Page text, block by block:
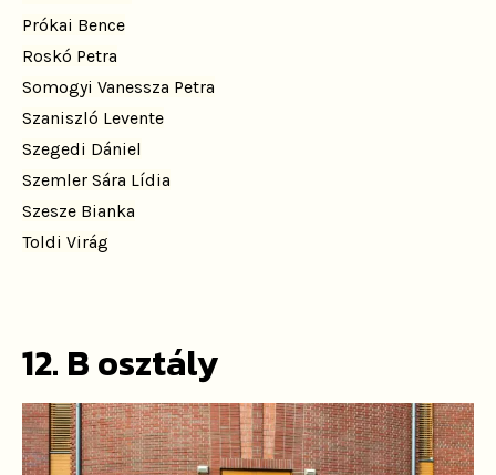
Prókai Bence
Roskó Petra
Somogyi Vanessza Petra
Szaniszló Levente
Szegedi Dániel
Szemler Sára Lídia
Szesze Bianka
Toldi Virág
12. B osztály